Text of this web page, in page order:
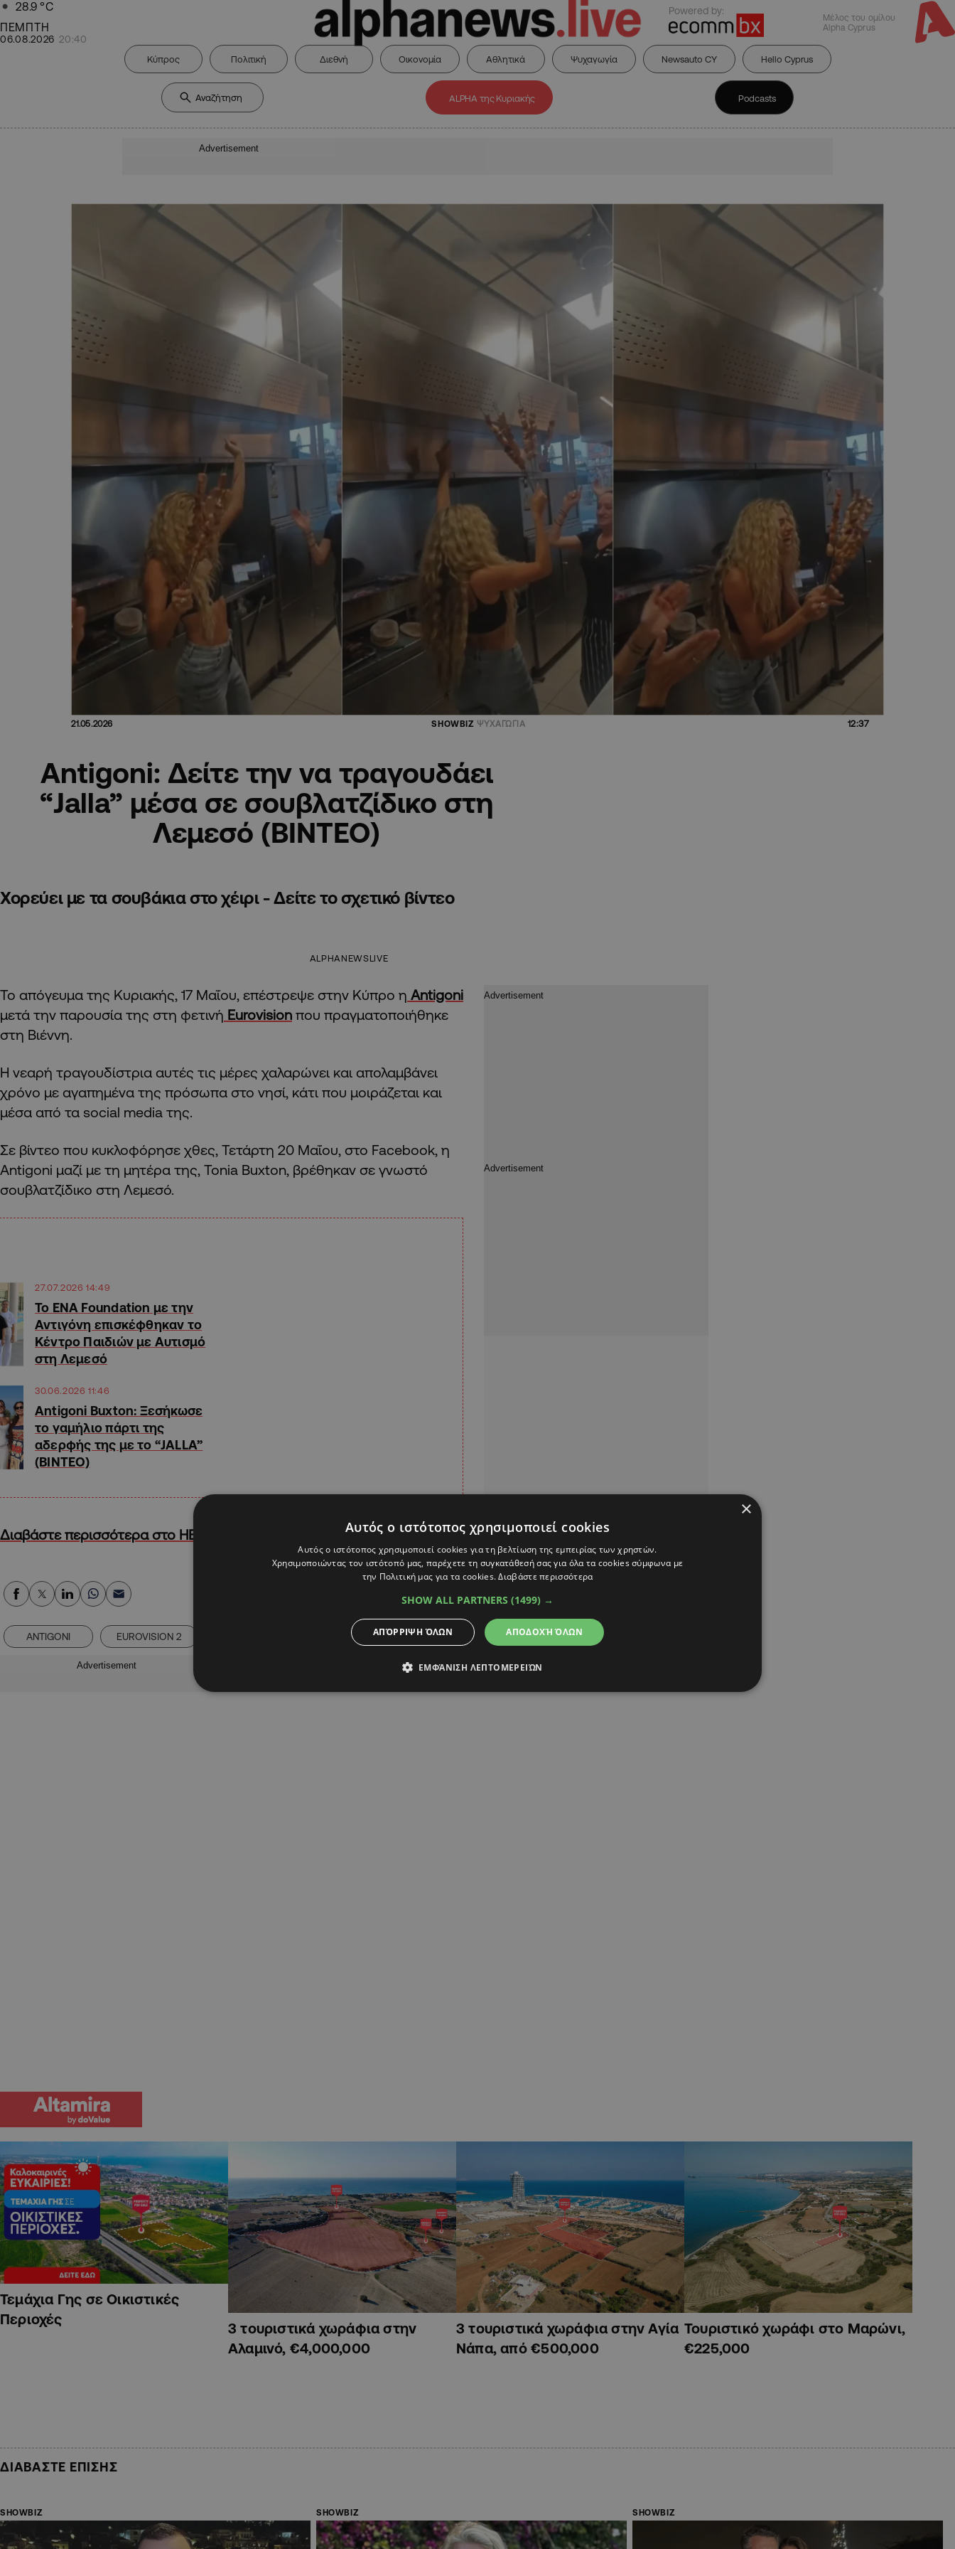
28.9 °C
ΠΕΜΠΤΗ
06.08.2026 20:40
Powered by:
Μέλος του ομίλου
Alpha Cyprus
Κύπρος Πολιτική Διεθνή Οικονομία Αθλητικά Ψυχαγωγία Newsauto CY Hello Cyprus
ALPHA της Κυριακής Podcasts
Advertisement
21.05.2026 SHOWBIZ ΨΥΧΑΓΩΓΙΑ 12:37
Αntigoni: Δείτε την να τραγουδάει
“Jalla” μέσα σε σουβλατζίδικο στη
Λεμεσό (ΒΙΝΤΕΟ)
Χορεύει με τα σουβάκια στο χέιρι - Δείτε το σχετικό βίντεο
ALPHANEWSLIVE
Το απόγευμα της Κυριακής, 17 Μαΐου, επέστρεψε στην Κύπρο η Antigoni
μετά την παρουσία της στη φετινή Eurovision που πραγματοποιήθηκε
στη Βιέννη.
Η νεαρή τραγουδίστρια αυτές τις μέρες χαλαρώνει και απολαμβάνει
χρόνο με αγαπημένα της πρόσωπα στο νησί, κάτι που μοιράζεται και
μέσα από τα social media της.
Σε βίντεο που κυκλοφόρησε χθες, Τετάρτη 20 Μαΐου, στο Facebook, η
Antigoni μαζί με τη μητέρα της, Tonia Buxton, βρέθηκαν σε γνωστό
σουβλατζίδικο στη Λεμεσό.
27.07.2026 14:49
Το ENA Foundation με την
Αντιγόνη επισκέφθηκαν το
Κέντρο Παιδιών με Αυτισμό
στη Λεμεσό
30.06.2026 11:46
Antigoni Buxton: Ξεσήκωσε
το γαμήλιο πάρτι της
αδερφής της με το “JALLA”
(ΒΙΝΤΕΟ)
Διαβάστε περισσότερα στο HELLO!Cy
ANTIGONI EUROVISION 2
Advertisement
Τεμάχια Γης σε Οικιστικές
Περιοχές
3 τουριστικά χωράφια στην
Αλαμινό, €4,000,000
3 τουριστικά χωράφια στην Αγία
Νάπα, από €500,000
Τουριστικό χωράφι στο Μαρώνι,
€225,000
ΔΙΑΒΑΣΤΕ ΕΠΙΣΗΣ
SHOWBIZ SHOWBIZ SHOWBIZ
×
Αυτός ο ιστότοπος χρησιμοποιεί cookies
Αυτός ο ιστότοπος χρησιμοποιεί cookies για τη βελτίωση της εμπειρίας των χρηστών.
Χρησιμοποιώντας τον ιστότοπό μας, παρέχετε τη συγκατάθεσή σας για όλα τα cookies σύμφωνα με
την Πολιτική μας για τα cookies.Διαβάστε περισσότερα
SHOW ALL PARTNERS (1499) →
ΑΠΟΔΟΧΉ ΌΛΩΝ
ΑΠΌΡΡΙΨΗ ΌΛΩΝ
ΕΜΦΆΝΙΣΗ ΛΕΠΤΟΜΕΡΕΙΏΝ